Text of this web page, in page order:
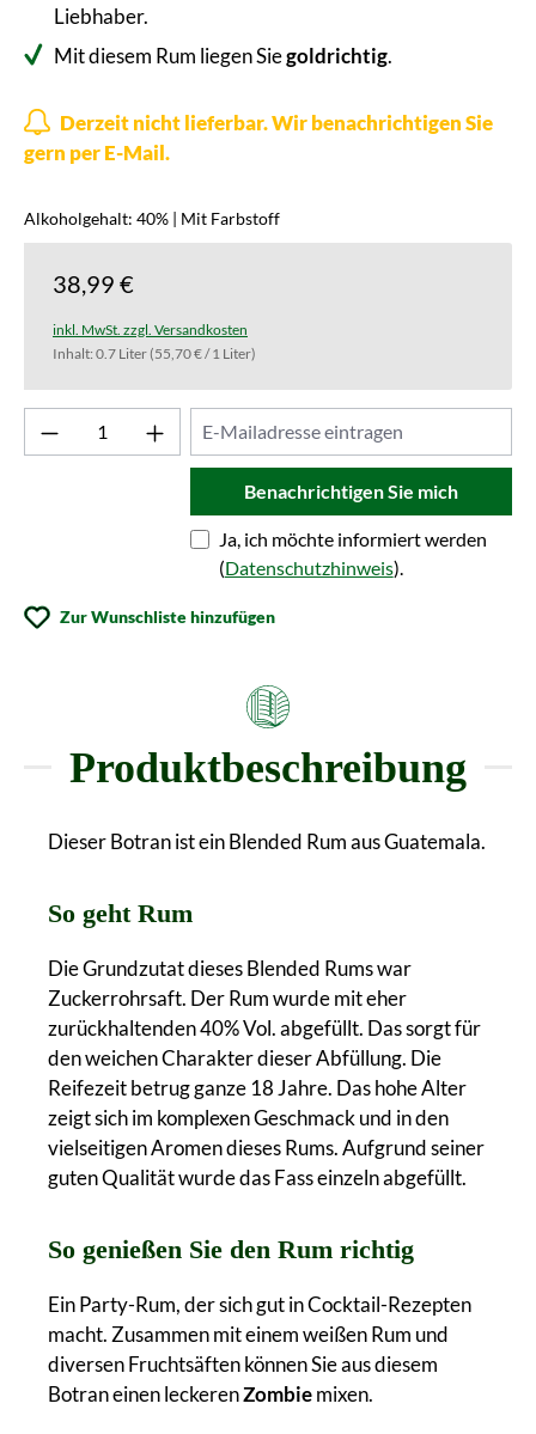
Liebhaber.
Mit diesem Rum liegen Siegoldrichtig.
Derzeit nicht lieferbar. Wir benachrichtigen Sie
gern per E-Mail.
Alkoholgehalt: 40% | Mit Farbstoff
38,99 €
inkl. MwSt. zzgl. Versandkosten
Inhalt: 0.7 Liter(55,70 € / 1 Liter)
Benachrichtigen Sie mich
Ja, ich möchte informiert werden
(Datenschutzhinweis).
Zur Wunschliste hinzufügen
Produktbeschreibung
Dieser Botran ist ein Blended Rum aus Guatemala.
So geht Rum
Die Grundzutat dieses Blended Rums war
Zuckerrohrsaft. Der Rum wurde mit eher
zurückhaltenden 40% Vol. abgefüllt. Das sorgt für
den weichen Charakter dieser Abfüllung. Die
Reifezeit betrug ganze 18 Jahre. Das hohe Alter
zeigt sich im komplexen Geschmack und in den
vielseitigen Aromen dieses Rums. Aufgrund seiner
guten Qualität wurde das Fass einzeln abgefüllt.
So genießen Sie den Rum richtig
Ein Party-Rum, der sich gut in Cocktail-Rezepten
macht. Zusammen mit einem weißen Rum und
diversen Fruchtsäften können Sie aus diesem
Botran einen leckerenZombiemixen.